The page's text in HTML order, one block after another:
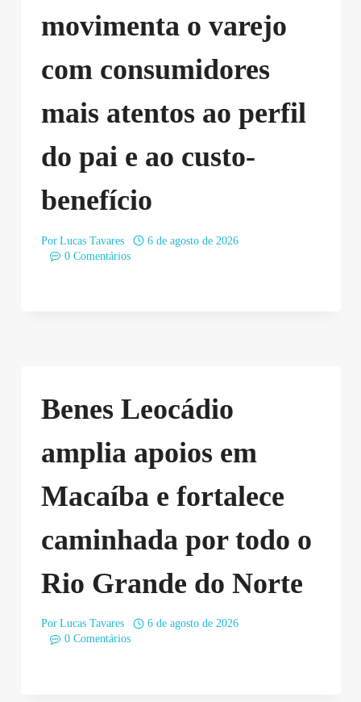
movimenta o varejo
com consumidores
mais atentos ao perfil
do pai e ao custo-
benefício
Por Lucas Tavares
6 de agosto de 2026
0 Comentários
Benes Leocádio
amplia apoios em
Macaíba e fortalece
caminhada por todo o
Rio Grande do Norte
Por Lucas Tavares
6 de agosto de 2026
0 Comentários